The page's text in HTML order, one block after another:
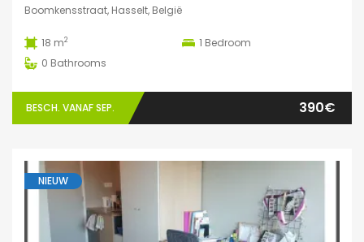
Boomkensstraat, Hasselt, België
18 m2 1 Bedroom
0 Bathrooms
BESCH. VANAF SEP. 390€
NIEUW